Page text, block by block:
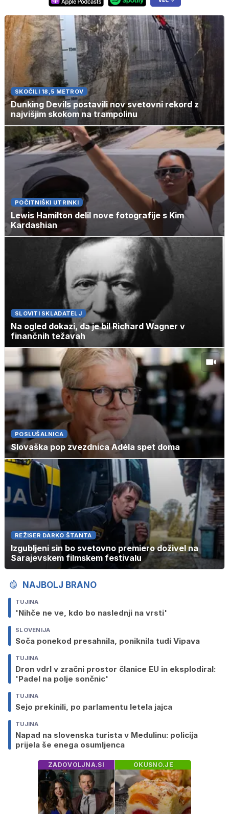
SKOČILI 18,5 METROV
Dunking Devils postavili nov svetovni rekord z
najvišjim skokom na trampolinu
POČITNIŠKI UTRINKI
Lewis Hamilton delil nove fotografije s Kim
Kardashian
SLOVITI SKLADATELJ
Na ogled dokazi, da je bil Richard Wagner v
finančnih težavah
POSLUŠALNICA
Slovaška pop zvezdnica Adéla spet doma
REŽISER DARKO ŠTANTA
Izgubljeni sin bo svetovno premiero doživel na
Sarajevskem filmskem festivalu
NAJBOLJ BRANO
TUJINA
'Nihče ne ve, kdo bo naslednji na vrsti'
SLOVENIJA
Soča ponekod presahnila, poniknila tudi Vipava
TUJINA
Dron vdrl v zračni prostor članice EU in eksplodiral:
'Padel na polje sončnic'
TUJINA
Sejo prekinili, po parlamentu letela jajca
TUJINA
Napad na slovenska turista v Medulinu: policija
prijela še enega osumljenca
ZADOVOLJNA.SI OKUSNO.JE